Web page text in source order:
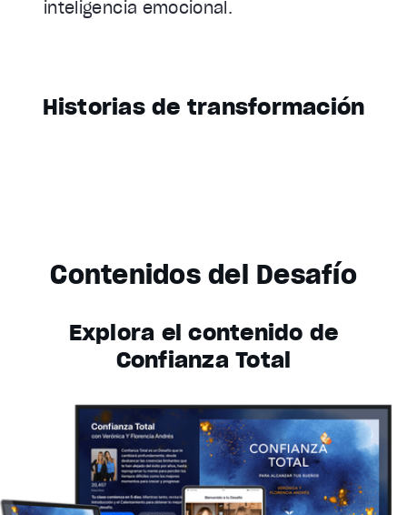
inteligencia emocional.
Historias de transformación
Contenidos del Desafío
Explora el contenido de
Confianza Total